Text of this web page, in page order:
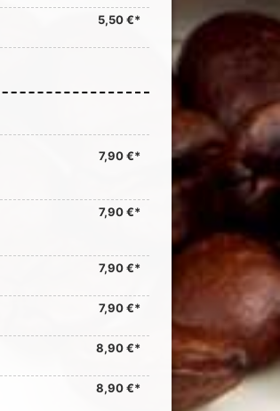
5,50 €*
7,90 €*
7,90 €*
7,90 €*
7,90 €*
8,90 €*
8,90 €*